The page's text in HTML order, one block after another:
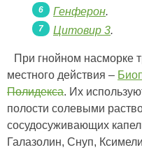
Генферон.
Цитовир 3.
При гнойном насморке
местного действия –
Полидекса. Их
полости солевыми
сосудосуживающих
Галазолин, Снуп,